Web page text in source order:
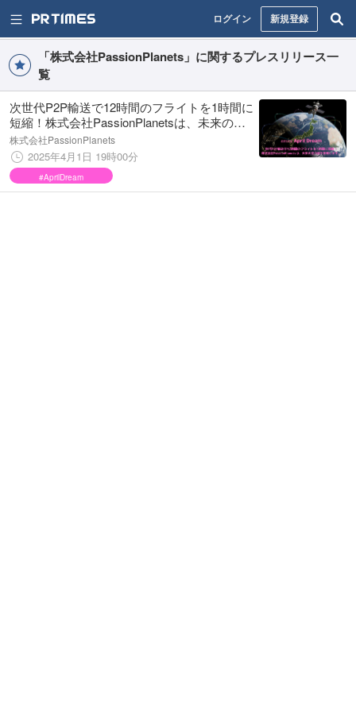
ログイン 新規登録
「株式会社PassionPlanets」に関するプレスリリース一
覧
次世代P2P輸送で12時間のフライトを1時間に
短縮！株式会社PassionPlanetsは、未来の空
の旅を実現します。
株式会社PassionPlanets
2025年4月1日 19時00分
#AprilDream